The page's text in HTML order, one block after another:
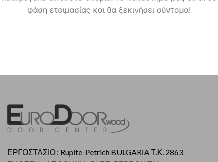
φάση ετοιμασίας και θα ξεκινήσει σύντομα!
ΕΡΓΟΣΤΑΣΙΟ : Rupite-Petrich BULGARIA Τ.Κ. 2863